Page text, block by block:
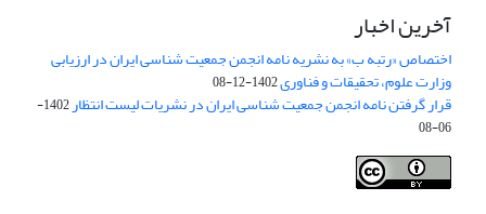
آخرین اخبار
اختصاص «رتبه ب» به نشریه نامه انجمن جمعیت شناسی ایران در ارزیابی
وزارت علوم، تحقیقات و فناوری1402-12-08
قرار گرفتن نامه انجمن جمعیت شناسی ایران در نشریات لیست انتظار
1402-
06-08